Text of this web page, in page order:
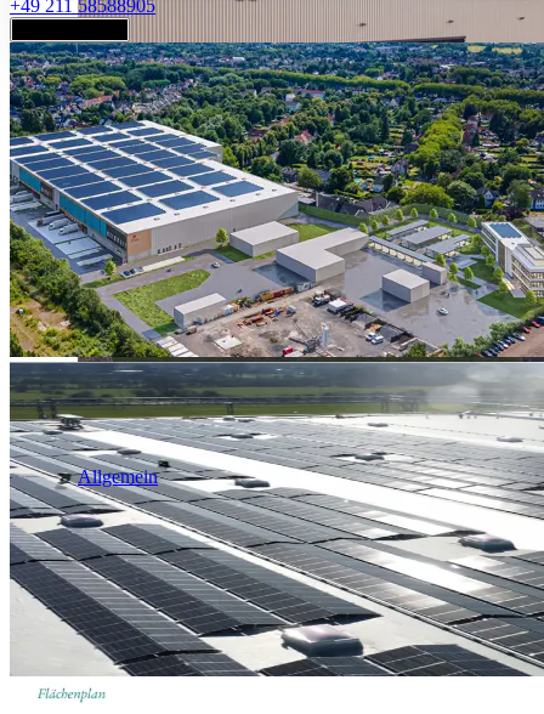
Industrie & Logistik
Allgemein
+49 211 58588905